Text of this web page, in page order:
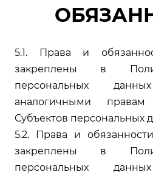
5.1. Права и
закреплены в
персональных
аналогичными
Субъектов персональных
5.2. Права и
закреплены в
персональных